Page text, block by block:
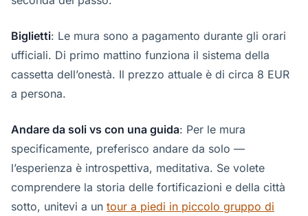
Biglietti: Le mura sono a pagamento durante gli orari
ufficiali. Di primo mattino funziona il sistema della
cassetta dell’onestà. Il prezzo attuale è di circa 8 EUR
a persona.
Andare da soli vs con una guida: Per le mura
specificamente, preferisco andare da solo —
l’esperienza è introspettiva, meditativa. Se volete
comprendere la storia delle fortificazioni e della città
sotto, unitevi a un tour a piedi in piccolo gruppo di